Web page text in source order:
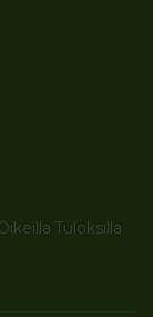
Tuloksilla